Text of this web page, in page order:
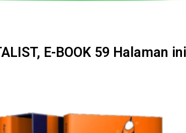
E-BOOK 59 Halaman